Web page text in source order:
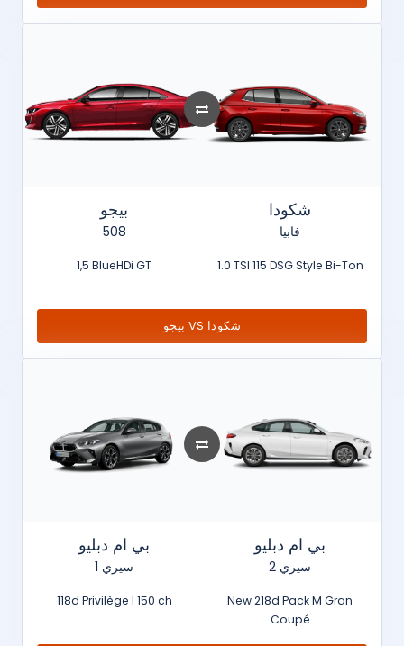
بيجو
508
1,5 BlueHDi GT
شكودا
فابيا
1.0 TSI 115 DSG Style Bi-Ton
بيجو VS شكودا
بي ام دبليو
سيري 1
118d Privilège | 150 ch
بي ام دبليو
سيري 2
New 218d Pack M Gran
Coupé